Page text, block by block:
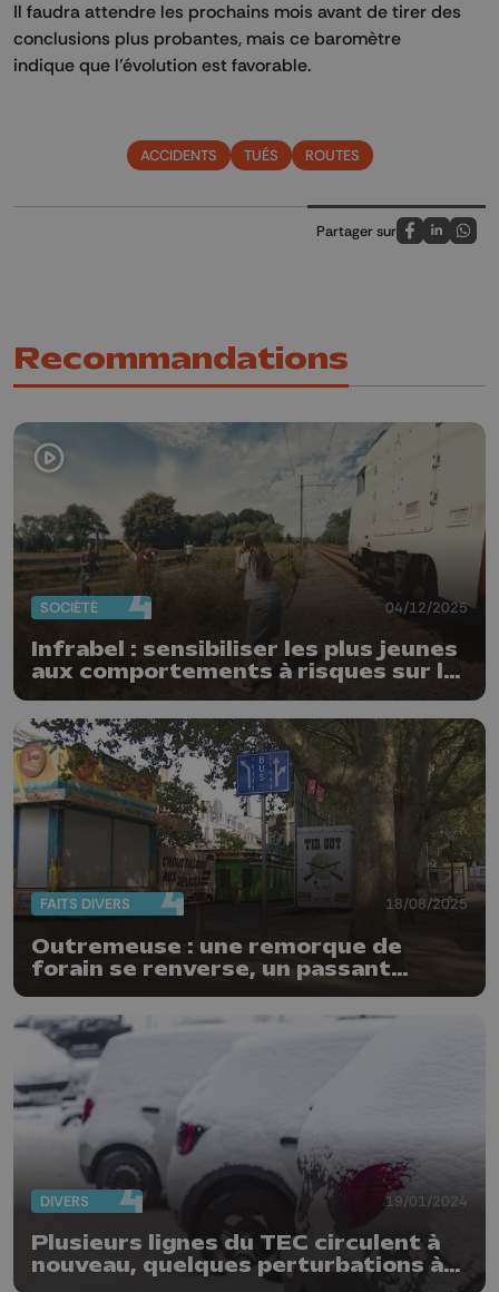
Il faudra attendre les prochains mois avant de tirer des
conclusions plus probantes, mais ce baromètre
indique que l’évolution est favorable.
ACCIDENTS TUÉS ROUTES
Partager sur
Partagez sur
Partagez
Recommandations
SOCIÉTÉ 04/12/2025
Infrabel : sensibiliser les plus jeunes
aux comportements à risques sur le
FAITS DIVERS 18/08/2025
Outremeuse : une remorque de
forain se renverse, un passant
blessé
DIVERS 19/01/2024
Plusieurs lignes du TEC circulent à
nouveau, quelques perturbations à